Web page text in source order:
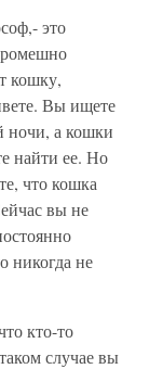
это
кошку,
Вы ищете
ночи, а кошки
найти ее. Но
что кошка
вы не
никогда не
кто-то
случае вы